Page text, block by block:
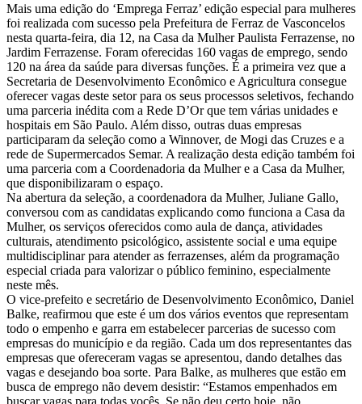
Mais uma edição do ‘Emprega Ferraz’ edição especial para mulheres
foi realizada com sucesso pela Prefeitura de Ferraz de Vasconcelos
nesta quarta-feira, dia 12, na Casa da Mulher Paulista Ferrazense, no
Jardim Ferrazense. Foram oferecidas 160 vagas de emprego, sendo
120 na área da saúde para diversas funções. É a primeira vez que a
Secretaria de Desenvolvimento Econômico e Agricultura consegue
oferecer vagas deste setor para os seus processos seletivos, fechando
uma parceria inédita com a Rede D’Or que tem várias unidades e
hospitais em São Paulo. Além disso, outras duas empresas
participaram da seleção como a Winnover, de Mogi das Cruzes e a
rede de Supermercados Semar. A realização desta edição também foi
uma parceria com a Coordenadoria da Mulher e a Casa da Mulher,
que disponibilizaram o espaço.
Na abertura da seleção, a coordenadora da Mulher, Juliane Gallo,
conversou com as candidatas explicando como funciona a Casa da
Mulher, os serviços oferecidos como aula de dança, atividades
culturais, atendimento psicológico, assistente social e uma equipe
multidisciplinar para atender as ferrazenses, além da programação
especial criada para valorizar o público feminino, especialmente
neste mês.
O vice-prefeito e secretário de Desenvolvimento Econômico, Daniel
Balke, reafirmou que este é um dos vários eventos que representam
todo o empenho e garra em estabelecer parcerias de sucesso com
empresas do município e da região. Cada um dos representantes das
empresas que ofereceram vagas se apresentou, dando detalhes das
vagas e desejando boa sorte. Para Balke, as mulheres que estão em
busca de emprego não devem desistir: “Estamos empenhados em
buscar vagas para todas vocês. Se não deu certo hoje, não